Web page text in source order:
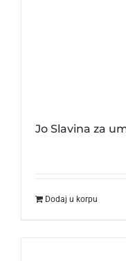
Jo Slavina za
Dodaj u korpu